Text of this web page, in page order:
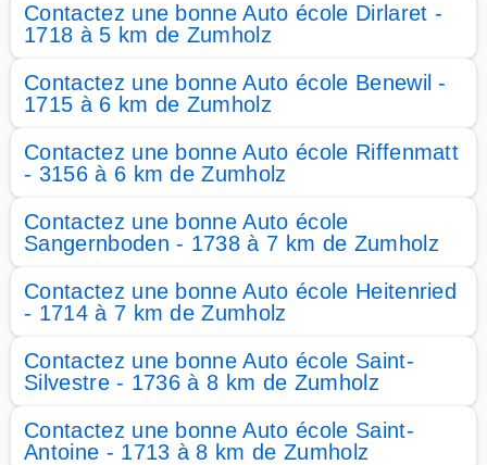
Contactez une bonne Auto école Dirlaret -
1718 à 5 km de Zumholz
Contactez une bonne Auto école Benewil -
1715 à 6 km de Zumholz
Contactez une bonne Auto école Riffenmatt
- 3156 à 6 km de Zumholz
Contactez une bonne Auto école
Sangernboden - 1738 à 7 km de Zumholz
Contactez une bonne Auto école Heitenried
- 1714 à 7 km de Zumholz
Contactez une bonne Auto école Saint-
Silvestre - 1736 à 8 km de Zumholz
Contactez une bonne Auto école Saint-
Antoine - 1713 à 8 km de Zumholz